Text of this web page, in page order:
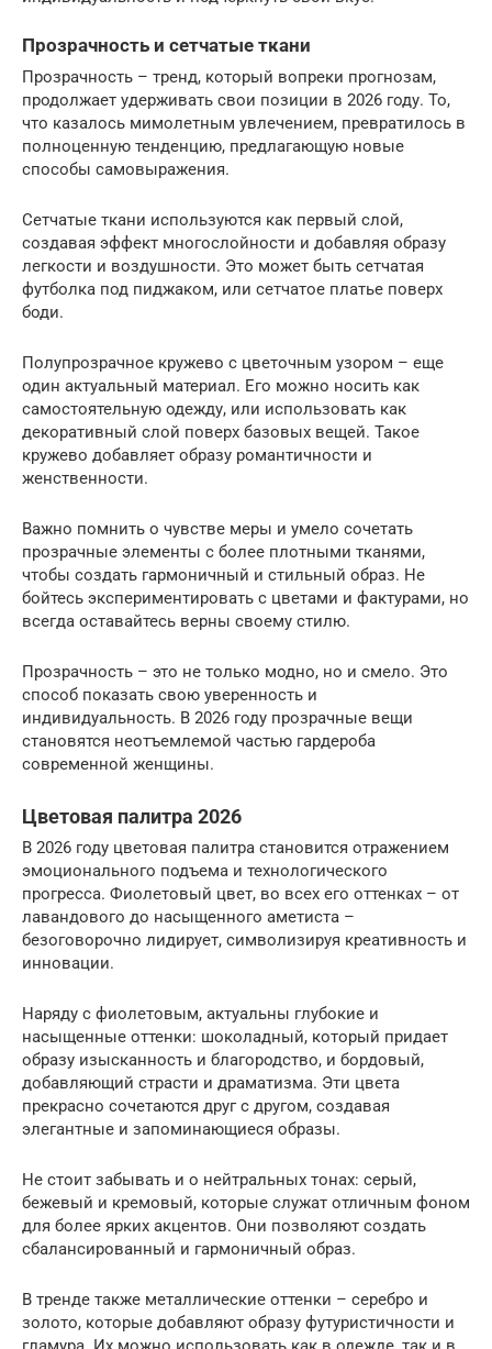
Прозрачность и сетчатые ткани
Прозрачность – тренд, который вопреки прогнозам,
продолжает удерживать свои позиции в 2026 году. То,
что казалось мимолетным увлечением, превратилось в
полноценную тенденцию, предлагающую новые
способы самовыражения.
Сетчатые ткани используются как первый слой,
создавая эффект многослойности и добавляя образу
легкости и воздушности. Это может быть сетчатая
футболка под пиджаком, или сетчатое платье поверх
боди.
Полупрозрачное кружево с цветочным узором – еще
один актуальный материал. Его можно носить как
самостоятельную одежду, или использовать как
декоративный слой поверх базовых вещей. Такое
кружево добавляет образу романтичности и
женственности.
Важно помнить о чувстве меры и умело сочетать
прозрачные элементы с более плотными тканями,
чтобы создать гармоничный и стильный образ. Не
бойтесь экспериментировать с цветами и фактурами, но
всегда оставайтесь верны своему стилю.
Прозрачность – это не только модно, но и смело. Это
способ показать свою уверенность и
индивидуальность. В 2026 году прозрачные вещи
становятся неотъемлемой частью гардероба
современной женщины.
Цветовая палитра 2026
В 2026 году цветовая палитра становится отражением
эмоционального подъема и технологического
прогресса. Фиолетовый цвет, во всех его оттенках – от
лавандового до насыщенного аметиста –
безоговорочно лидирует, символизируя креативность и
инновации.
Наряду с фиолетовым, актуальны глубокие и
насыщенные оттенки: шоколадный, который придает
образу изысканность и благородство, и бордовый,
добавляющий страсти и драматизма. Эти цвета
прекрасно сочетаются друг с другом, создавая
элегантные и запоминающиеся образы.
Не стоит забывать и о нейтральных тонах: серый,
бежевый и кремовый, которые служат отличным фоном
для более ярких акцентов. Они позволяют создать
сбалансированный и гармоничный образ.
В тренде также металлические оттенки – серебро и
золото, которые добавляют образу футуристичности и